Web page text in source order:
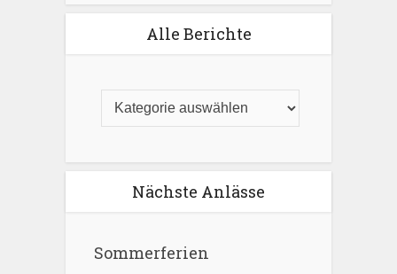
Alle Berichte
Nächste Anlässe
Sommerferien